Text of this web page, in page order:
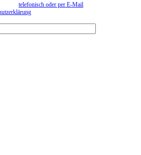
telefonisch oder per E-Mail